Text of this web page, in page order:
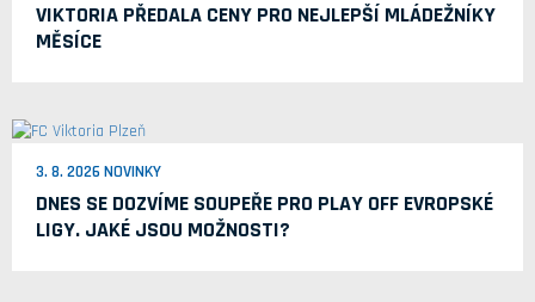
VIKTORIA PŘEDALA CENY PRO NEJLEPŠÍ MLÁDEŽNÍKY
MĚSÍCE
3. 8. 2026 NOVINKY
DNES SE DOZVÍME SOUPEŘE PRO PLAY OFF EVROPSKÉ
LIGY. JAKÉ JSOU MOŽNOSTI?